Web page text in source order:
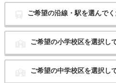
ご希望の沿線・駅を選んで
ご希望の小学校区を選択し
ご希望の中学校区を選択し